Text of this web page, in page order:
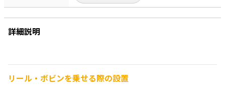
詳細説明
リール・ボビンを乗せる際の設置